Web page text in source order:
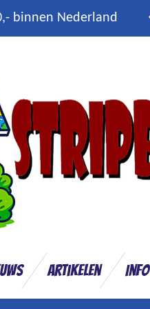
binnen Nederland
Artikelen Info